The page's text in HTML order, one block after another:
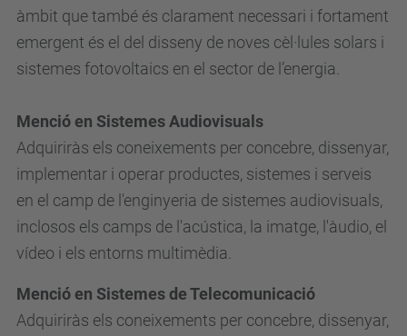
àmbit que també és clarament necessari i fortament
emergent és el del disseny de noves cèl·lules solars i
sistemes fotovoltaics en el sector de l’energia.
Menció en Sistemes Audiovisuals
Adquiriràs els coneixements per concebre, dissenyar,
implementar i operar productes, sistemes i serveis
en el camp de l'enginyeria de sistemes audiovisuals,
inclosos els camps de l'acústica, la imatge, l'àudio, el
vídeo i els entorns multimèdia.
Menció en Sistemes de Telecomunicació
Adquiriràs els coneixements per concebre, dissenyar,